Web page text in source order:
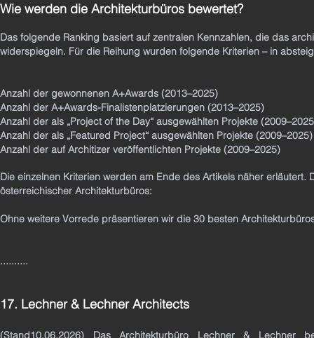
Wie werden die Architekturbüros bewertet?
Das folgende Ranking basiert auf zentralen Kennzahlen, die das
widerspiegeln. Für die Reihung wurden folgende Kriterien – in
Anzahl der gewonnenen A+Awards (2013–2025)
Anzahl der A+Awards-Finalistenplatzierungen (2013–2025)
Anzahl der als „Project of the Day“ ausgewählten Projekte
Anzahl der als „Featured Project“ ausgewählten Projekte (2009–2025)
Anzahl der auf Architizer veröffentlichten Projekte (2009–2025)
Die einzelnen Kriterien werden am Ende des Artikels näher
österreichischer Architekturbüros:
Ohne weitere Vorrede präsentieren wir die 30 besten
..........
17. Lechner & Lechner Architects
(Stand10.06.2026) Das Architekturbüro Lechner & Lechner